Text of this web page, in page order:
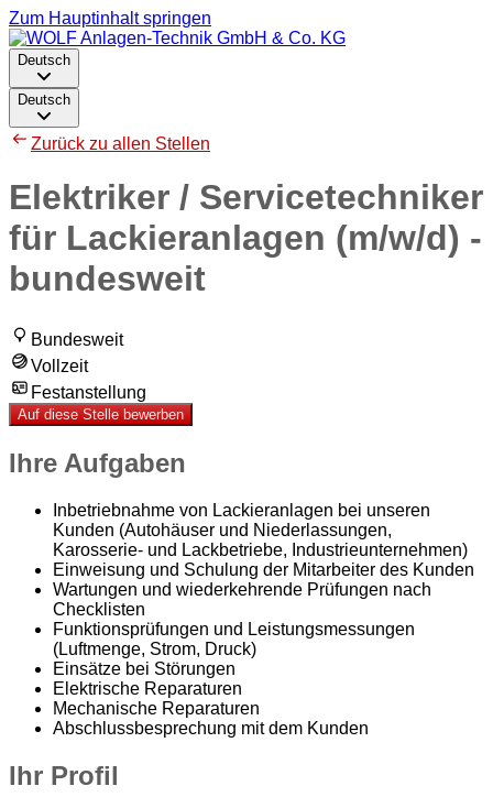
Zum Hauptinhalt springen
Deutsch
Deutsch
Zurück zu allen Stellen
Elektriker / Servicetechniker
für Lackieranlagen (m/w/d) -
bundesweit
Bundesweit
Vollzeit
Festanstellung
Auf diese Stelle bewerben
Ihre Aufgaben
Inbetriebnahme von Lackieranlagen bei unseren
Kunden (Autohäuser und Niederlassungen,
Karosserie- und Lackbetriebe, Industrieunternehmen)
Einweisung und Schulung der Mitarbeiter des Kunden
Wartungen und wiederkehrende Prüfungen nach
Checklisten
Funktionsprüfungen und Leistungsmessungen
(Luftmenge, Strom, Druck)
Einsätze bei Störungen
Elektrische Reparaturen
Mechanische Reparaturen
Abschlussbesprechung mit dem Kunden
Ihr Profil